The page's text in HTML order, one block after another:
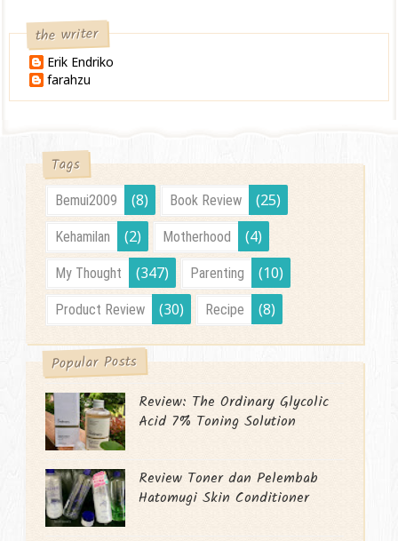
the writer
Erik Endriko
farahzu
Tags
Bemui2009 (8) Book Review (25)
Kehamilan (2) Motherhood (4)
My Thought (347) Parenting (10)
Product Review (30) Recipe (8)
Popular Posts
Review: The Ordinary Glycolic
Acid 7% Toning Solution
Review Toner dan Pelembab
Hatomugi Skin Conditioner